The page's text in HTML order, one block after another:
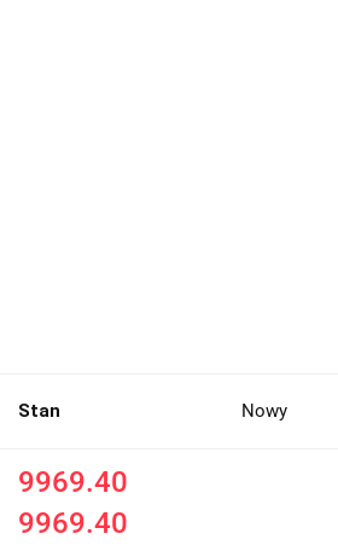
Stan Nowy
9969.40
9969.40